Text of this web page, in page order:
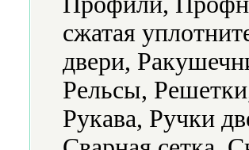
сжатая
двери,
Рельсы,
Рукава, Ручки